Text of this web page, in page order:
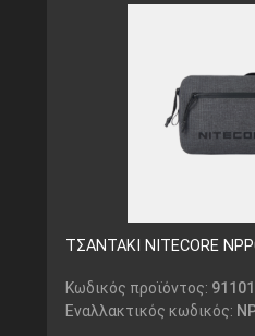
ΤΣΑΝΤΑΚΙ NITECORE
Κωδικός προϊόντος:
Εναλλακτικός κωδικός: